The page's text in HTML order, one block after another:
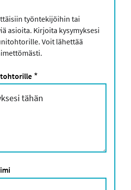
työntekijöihin tai
asioita. Kirjoita kysymyksesi
Voit lähettää